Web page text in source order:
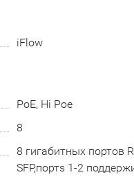
iFlow
PoE, Hi Poe
8
8 гигабитных портов
SFP,портs 1-2